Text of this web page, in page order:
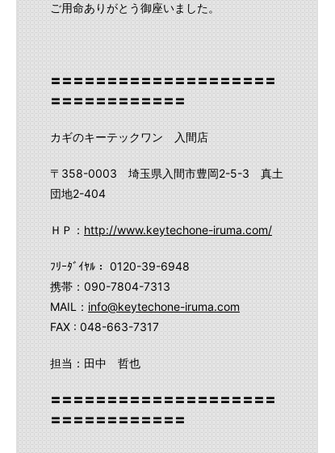
ご用命ありがとう御座いました。
〓〓〓〓〓〓〓〓〓〓〓〓〓〓〓〓〓〓〓〓
〓〓〓〓〓〓〓〓〓〓〓〓
カギのキーテックワン 入間店
〒358-0003 埼玉県入間市豊岡2-5-3 真土
団地2-404
ＨＰ： http://www.keytechone-iruma.com/
ﾌﾘｰﾀﾞｲﾔﾙ： 0120-39-6948
携帯：090-7804-7313
MAIL： info@keytechone-iruma.com
FAX : 048-663-7317
担当：田中 哲也
〓〓〓〓〓〓〓〓〓〓〓〓〓〓〓〓〓〓〓〓
〓〓〓〓〓〓〓〓〓〓〓〓